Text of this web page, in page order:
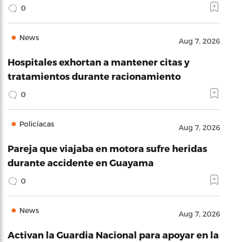
0
News Aug 7, 2026
Hospitales exhortan a mantener citas y
tratamientos durante racionamiento
0
Policíacas Aug 7, 2026
Pareja que viajaba en motora sufre heridas
durante accidente en Guayama
0
News Aug 7, 2026
Activan la Guardia Nacional para apoyar en la